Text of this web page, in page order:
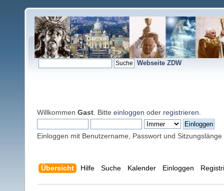
Webseite ZDW
Willkommen Gast . Bitte einloggen oder registrieren
Einloggen mit Benutzername, Passwort und Sitzungslänge
Übersicht Hilfe Suche Kalender Einloggen